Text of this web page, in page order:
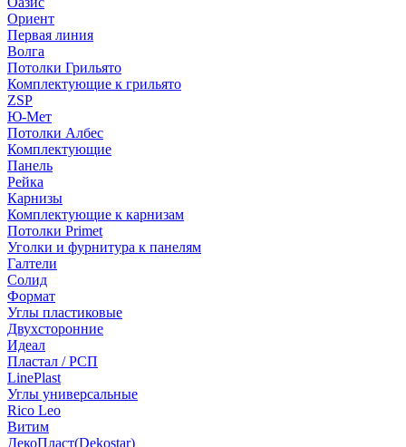
Ориент
Первая линия
Волга
Потолки Грильято
Комплектующие к грильято
ZSP
Ю-Мет
Потолки Албес
Комплектующие
Панель
Рейка
Карнизы
Комплектующие к карнизам
Потолки Primet
Уголки и фурнитура к панелям
Галтели
Солид
Формат
Углы пластиковые
Двухсторонние
Идеал
Пластал / РСП
LinePlast
Углы универсальные
Rico Leo
Витим
ДекоПласт(Dekostar)